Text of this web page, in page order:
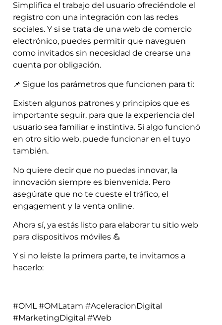
Simplifica el trabajo del usuario ofreciéndole el
registro con una integración con las redes
sociales. Y si se trata de una web de comercio
electrónico, puedes permitir que naveguen
como invitados sin necesidad de crearse una
cuenta por obligación.
📌 Sigue los parámetros que funcionen para ti:
Existen algunos patrones y principios que es
importante seguir, para que la experiencia del
usuario sea familiar e instintiva. Si algo funcionó
en otro sitio web, puede funcionar en el tuyo
también.
No quiere decir que no puedas innovar, la
innovación siempre es bienvenida. Pero
asegúrate que no te cueste el tráfico, el
engagement y la venta online.
Ahora sí, ya estás listo para elaborar tu sitio web
para dispositivos móviles 💪
Y si no leíste la primera parte, te invitamos a
hacerlo:
#OML #OMLatam #AceleracionDigital
#MarketingDigital #Web